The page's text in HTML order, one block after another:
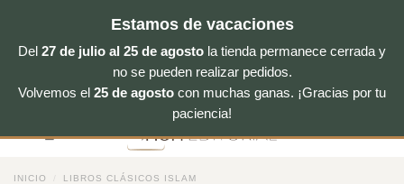
Estamos de vacaciones
Del 27 de julio al 25 de agosto la tienda permanece cerrada y
no se pueden realizar pedidos.
Volvemos el 25 de agosto con muchas ganas. ¡Gracias por tu
paciencia!
INICIO LIBROS CLÁSICOS ISLAM